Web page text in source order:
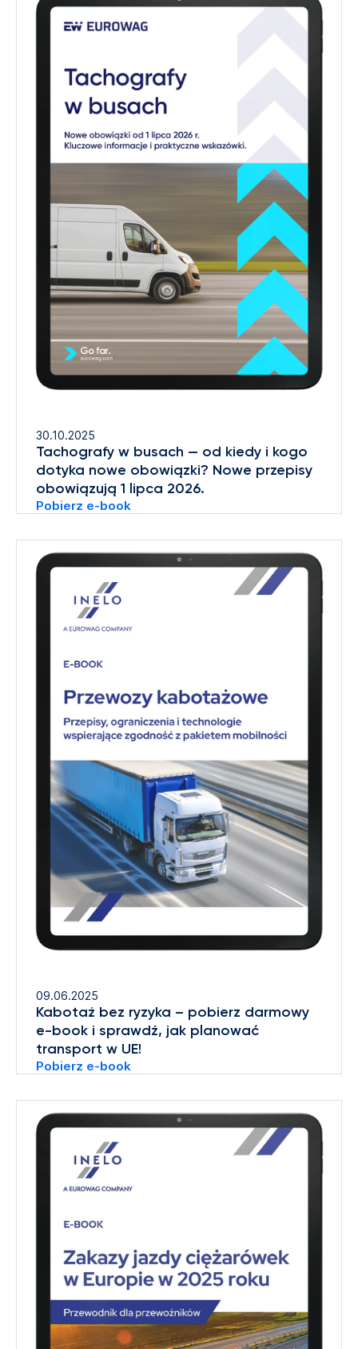
30.10.2025
Tachografy w busach — od kiedy i kogo
dotyka nowe obowiązki? Nowe przepisy
obowiązują 1 lipca 2026.
Pobierz e-book
09.06.2025
Kabotaż bez ryzyka – pobierz darmowy
e-book i sprawdź, jak planować
transport w UE!
Pobierz e-book